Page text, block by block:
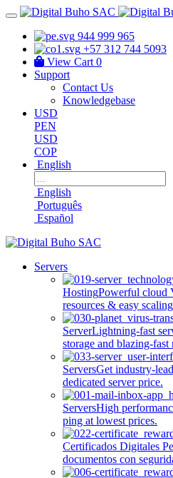
944 999 965
+57 312 744 5093
View Cart 0
Support
Contact Us
Knowledgebase
USD
PEN
USD
COP
English
English
Português
Español
Servers
HostingPowerful cloud
resources & easy
ServerLightning-fast
storage and blazing-
ServersGet industry-
dedicated server price.
ServersHigh
ping at lowest prices.
Certificados Digitales
documentos con